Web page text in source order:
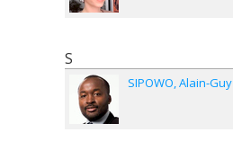
S
SIPOWO Alain-Guy